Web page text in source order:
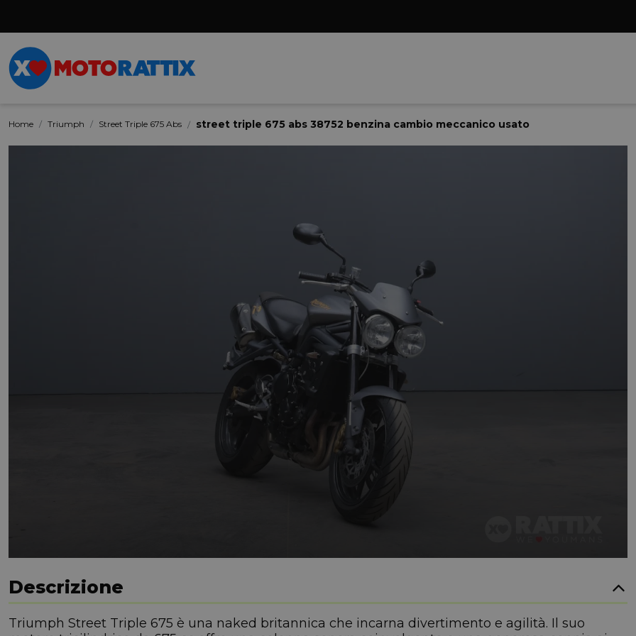
Home Triumph Street Triple 675 Abs street triple 675 abs 38752 benzina cambio meccanico usato
Descrizione
Triumph Street Triple 675 è una naked britannica che incarna divertimento e agilità. Il suo